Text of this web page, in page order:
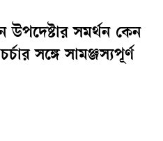
উপদেষ্টার সমর্থন কেন
সঙ্গে সামঞ্জস্যপূর্ণ